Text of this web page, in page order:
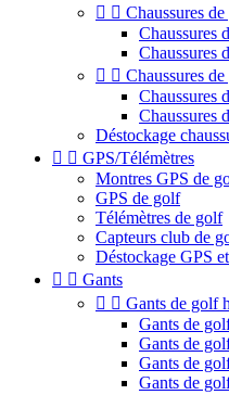
  Chaussures
Chaussures
Chaussures
  Chaussures
Chaussures
Chaussures
Déstockage
  GPS/Télémètres
Montres GPS de
GPS de golf
Télémètres de golf
Capteurs club de
Déstockage GPS
  Gants
  Gants de golf
Gants de
Gants de
Gants de
Gants de